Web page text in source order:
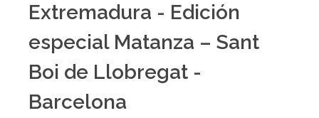
Extremadura - Edición
especial Matanza – Sant
Boi de Llobregat -
Barcelona